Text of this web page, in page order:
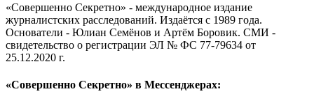
«Совершенно Секретно» - международное издание
журналистских расследований. Издаётся с 1989 года.
Основатели - Юлиан Семёнов и Артём Боровик. CМИ -
свидетельство о регистрации ЭЛ № ФС 77-79634 от
25.12.2020 г.
«Совершенно Секретно» в Мессенджерах: